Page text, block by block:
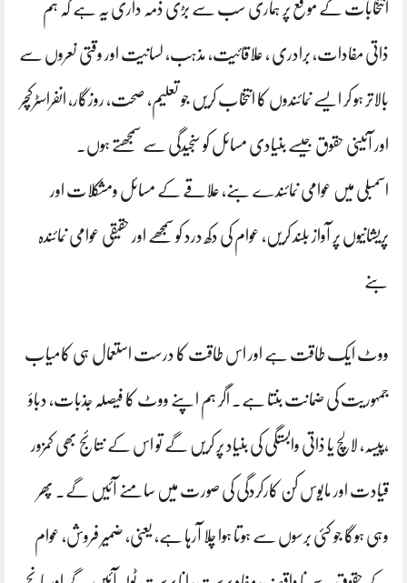
انتخابات کے موقع پر ہماری سب سے بڑی ذمہ داری یہ ہے کہ ہم
ذاتی مفادات، برادری ، علاقائیت، مذہب، لسانیت اور وقتی نعروں سے
بالاتر ہو کر ایسے نمائندوں کا انتخاب کریں جو تعلیم، صحت، روزگار، انفراسٹرکچر
اور آئینی حقوق جیسے بنیادی مسائل کو سنجیدگی سے سمجھتے ہوں۔
اسمبلی میں عوامی نمائندے بنے، علاقے کے مسائل ومشکلات اور
پریشانیوں پر آواز بلند کریں، عوام کی دکھ درد کو سمجھے اور حقیقی عوامی نمائندہ
بنے
ووٹ ایک طاقت ہے اور اس طاقت کا درست استعمال ہی کامیاب
جمہوریت کی ضمانت بنتا ہے۔ اگر ہم اپنے ووٹ کا فیصلہ جذبات، دباؤ
،پیسہ، لالچ یا ذاتی وابستگی کی بنیاد پر کریں گے تو اس کے نتائج بھی کمزور
قیادت اور مایوس کن کارکردگی کی صورت میں سامنے آئیں گے۔ پھر
وہی ہوگا جو کئی برسوں سے ہوتا ہوا چلا آرہا ہے، یعنی، ضمیر فروش، عوام